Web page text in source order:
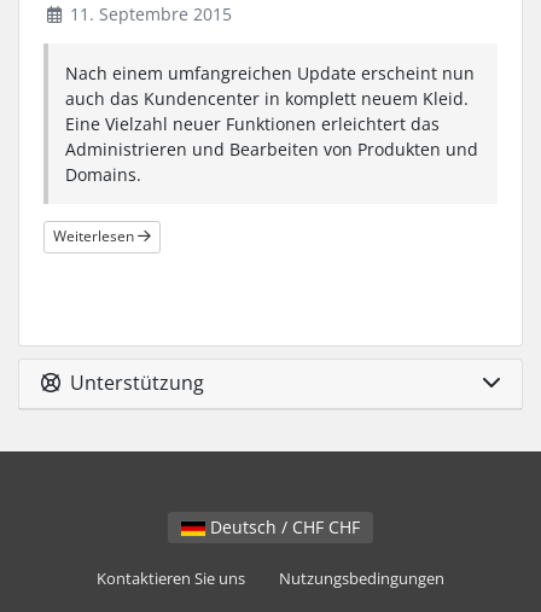
11. Septembre 2015
Nach einem umfangreichen Update erscheint nun
auch das Kundencenter in komplett neuem Kleid.
Eine Vielzahl neuer Funktionen erleichtert das
Administrieren und Bearbeiten von Produkten und
Domains.
Weiterlesen
Unterstützung
Deutsch / CHF CHF
Kontaktieren Sie uns Nutzungsbedingungen